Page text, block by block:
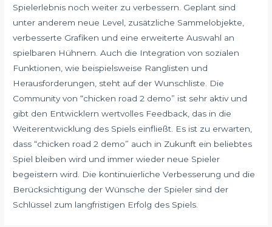
Spielerlebnis noch weiter zu verbessern. Geplant sind
unter anderem neue Level, zusätzliche Sammelobjekte,
verbesserte Grafiken und eine erweiterte Auswahl an
spielbaren Hühnern. Auch die Integration von sozialen
Funktionen, wie beispielsweise Ranglisten und
Herausforderungen, steht auf der Wunschliste. Die
Community von “chicken road 2 demo” ist sehr aktiv und
gibt den Entwicklern wertvolles Feedback, das in die
Weiterentwicklung des Spiels einfließt. Es ist zu erwarten,
dass “chicken road 2 demo” auch in Zukunft ein beliebtes
Spiel bleiben wird und immer wieder neue Spieler
begeistern wird. Die kontinuierliche Verbesserung und die
Berücksichtigung der Wünsche der Spieler sind der
Schlüssel zum langfristigen Erfolg des Spiels.